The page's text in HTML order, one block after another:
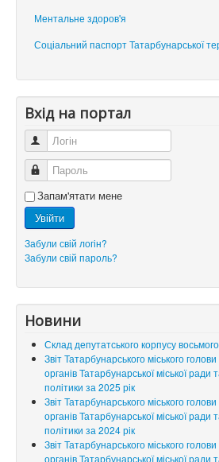
Ментальне здоров'я
Соціальний паспорт Татарбунарської
Вхід на портал
Логін
Пароль
Запам'ятати мене
Увійти
Забули свій логін?
Забули свій пароль?
Новини
Склад депутатського корпусу
Звіт Татарбунарського міського
органів Татарбунарської міської ради
політики за 2025 рік
Звіт Татарбунарського міського
органів Татарбунарської міської ради
політики за 2024 рік
Звіт Татарбунарського міського
органів Татарбунарської міської ради